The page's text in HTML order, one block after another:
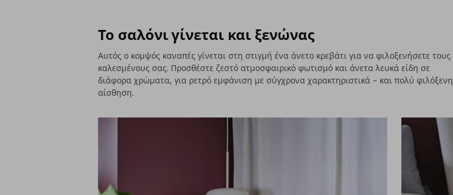
Το σαλόνι γίνεται και ξενώνας
Αυτός ο κομψός καναπές γίνεται στη στιγμή ένα άνετο κρεβάτι για να φιλοξενήσετε τους
καλεσμένους σας. Προσθέστε ζεστό ατμοσφαιρικό φωτισμό και άνετα λευκά είδη σε
διάφορα χρώματα, για ρετρό εμφάνιση με σύγχρονα χαρακτηριστικά – και πολύ φιλόξενη
αίσθηση.